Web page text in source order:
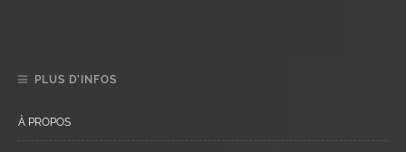
PLUS D’INFOS
À PROPOS